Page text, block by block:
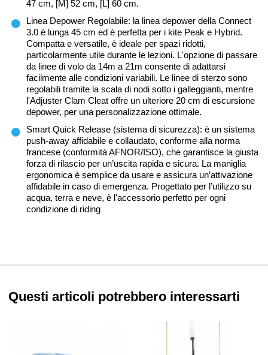
47 cm, [M] 52 cm, [L] 60 cm.
Linea Depower Regolabile: la linea depower della Connect
3.0 è lunga 45 cm ed è perfetta per i kite Peak e Hybrid.
Compatta e versatile, è ideale per spazi ridotti,
particolarmente utile durante le lezioni. L'opzione di passare
da linee di volo da 14m a 21m consente di adattarsi
facilmente alle condizioni variabili. Le linee di sterzo sono
regolabili tramite la scala di nodi sotto i galleggianti, mentre
l'Adjuster Clam Cleat offre un ulteriore 20 cm di escursione
depower, per una personalizzazione ottimale.
Smart Quick Release (sistema di sicurezza): è un sistema
push-away affidabile e collaudato, conforme alla norma
francese (conformità AFNOR/ISO), che garantisce la giusta
forza di rilascio per un’uscita rapida e sicura. La maniglia
ergonomica è semplice da usare e assicura un’attivazione
affidabile in caso di emergenza. Progettato per l’utilizzo su
acqua, terra e neve, è l'accessorio perfetto per ogni
condizione di riding
Questi articoli potrebbero interessarti